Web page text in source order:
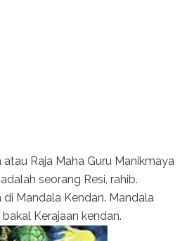
Raja Maha Guru Manikmaya
seorang Resi, rahib.
Mandala Kendan. Mandala
Kerajaan kendan.